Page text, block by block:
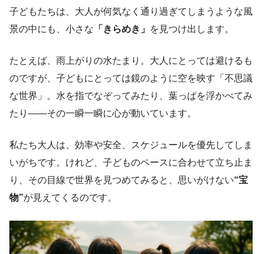
子どもたちは、大人が何気なく通り過ぎてしまうような風
景の中にも、小さな 「きらめき」 を見つけ出します。
たとえば、雨上がりの水たまり。大人にとっては避けるも
のですが、子どもにとっては鏡のように空を映す「不思議
な世界」。水を指でなぞってみたり、葉っぱを浮かべてみ
たり——その一瞬一瞬に心が動いています。
私たち大人は、効率や安全、スケジュールを優先してしま
いがちです。けれど、子どものペースに合わせて立ち止ま
り、その目線で世界を見つめてみると、思いがけない“宝
物”が見えてくるのです。